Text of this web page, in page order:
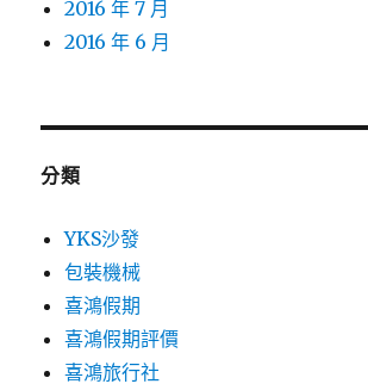
2016 年 7 月
2016 年 6 月
分類
YKS沙發
包裝機械
喜鴻假期
喜鴻假期評價
喜鴻旅行社